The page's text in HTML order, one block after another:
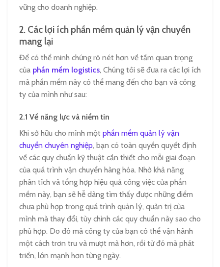
vững cho doanh nghiệp.
2. Các lợi ích phần mềm quản lý vận chuyển
mang lại
Để có thể minh chứng rõ nét hơn về tầm quan trọng
của phần mềm logistics, Chúng tôi sẽ đưa ra các lợi ích
mà phần mềm này có thể mang đến cho bạn và công
ty của mình như sau:
2.1 Về năng lực và niềm tin
Khi sở hữu cho mình một phần mềm quản lý vận
chuyển chuyên nghiệp, bạn có toàn quyền quyết định
về các quy chuẩn kỹ thuật cần thiết cho mỗi giai đoạn
của quá trình vận chuyển hàng hóa. Nhờ khả năng
phân tích và tổng hợp hiệu quả công việc của phần
mềm này, bạn sẽ hễ dàng tìm thấy được những điểm
chưa phù hợp trong quá trình quản lý, quản trị của
mình mà thay đổi, tùy chỉnh các quy chuẩn này sao cho
phù hợp. Do đó mà công ty của bạn có thể vận hành
một cách trơn tru và mượt mà hơn, rồi từ đó mà phát
triển, lớn mạnh hơn từng ngày.